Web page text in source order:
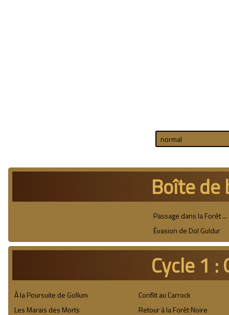
Boîte de
Passage dans la Forêt ...
Évasion de Dol Guldur
Cycle 1
À la Poursuite de Gollum
Conflit au Carrock
Les Marais des Morts
Retour à la Forêt Noire